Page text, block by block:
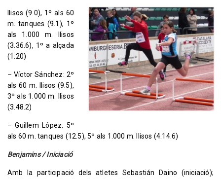
llisos (9.0), 1º als 60
m. tanques (9.1), 1º
als 1.000 m. llisos
(3.36.6), 1ºa alçada
(1.20)
– Víctor Sánchez: 2º
als 60 m. llisos (9.5),
3º als 1.000 m. llisos
(3.48.2)
– Guillem López: 5º
als 60 m. tanques (12.5), 5º als 1.000 m. llisos (4.14.6)
Benjamins / Iniciació
Amb la participació dels atletes Sebastián Daino (iniciació);